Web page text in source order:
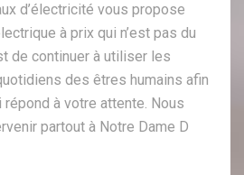
d’électricité vous propose
à prix qui n’est pas du
de continuer à utiliser les
des êtres humains afin
à votre attente. Nous
partout à Notre Dame D